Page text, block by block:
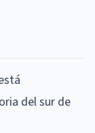
del sur de